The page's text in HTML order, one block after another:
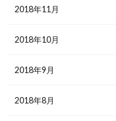
2018年11月
2018年10月
2018年9月
2018年8月